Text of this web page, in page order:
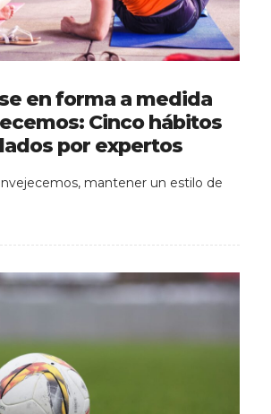
en forma a medida
Cinco hábitos
por expertos
mantener un estilo de